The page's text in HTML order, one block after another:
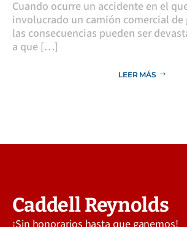
​Cuando ocurre un accidente en el
involucrado un camión comercial de
las consecuencias pueden ser
a que […]
LEER MÁS
Caddell Reynolds